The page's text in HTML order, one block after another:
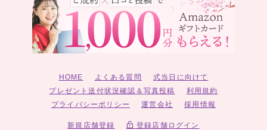
HOME よくある質問
式当日に向けて
プレゼント送付状況確認＆写真投稿
利用規約
プライバシーポリシー
運営会社 採用情報
新規店舗登録 登録店舗ログイン